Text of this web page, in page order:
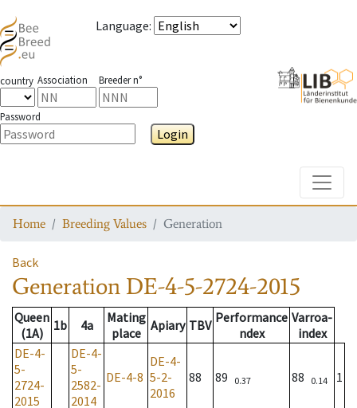
Language:
country Association Breeder n°
Password
Login
Home Breeding Values Generation
Back
Generation DE-4-5-2724-2015
Queen
(1A)
1b 4a
Mating
place
Apiary TBV Performance
ndex
Varroa-
index
DE-4-
5-
2724-
2015
DE-4-
5-
2582-
2014
DE-4-8
DE-4-
5-2-
2016
88 89 0.37 88 0.14 1